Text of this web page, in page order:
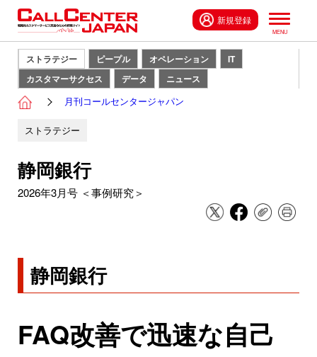
新規登録
ストラテジー ピープル オペレーション
IT
カスタマーサクセス
データ ニュース
月刊コールセンタージャパン
ストラテジー
静岡銀行
2026年3月号 ＜事例研究＞
静岡銀行
FAQ改善で迅速な自己